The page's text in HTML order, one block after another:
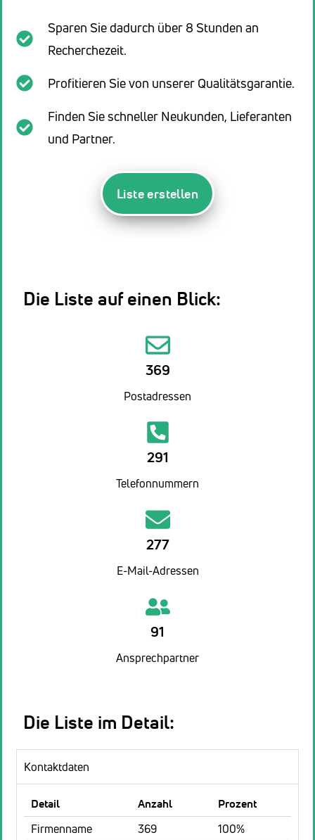
Sparen Sie dadurch über 8 Stunden an
Recherchezeit.
Profitieren Sie von unserer Qualitätsgarantie.
Finden Sie schneller Neukunden, Lieferanten
und Partner.
Liste erstellen
Die Liste auf einen Blick:
369
Postadressen
291
Telefonnummern
277
E-Mail-Adressen
91
Ansprechpartner
Die Liste im Detail:
Kontaktdaten
Detail Anzahl
Prozent
Firmenname
369
100%